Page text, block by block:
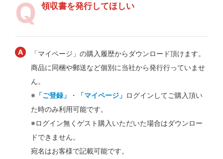
領収書を発行してほしい
「マイページ」の購入履歴からダウンロード頂けます。
商品に同梱や郵送など個別に当社から発行行っていませ
ん。
※ 「ご登録」 ・ 「マイページ」 ログインしてご購入頂い
た時のみ利用可能です。
※ログイン無くゲスト購入いただいた場合はダウンロー
ドできません。
宛名はお客様で記載可能です。